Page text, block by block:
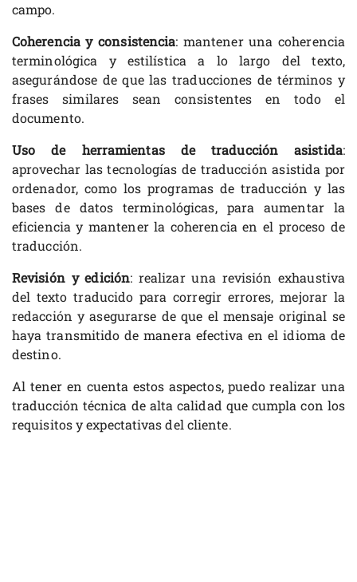
campo.
Coherencia y consistencia: mantener una coherencia
terminológica y estilística a lo largo del texto,
asegurándose de que las traducciones de términos y
frases similares sean consistentes en todo el
documento.
Uso de herramientas de traducción asistida:
aprovechar las tecnologías de traducción asistida por
ordenador, como los programas de traducción y las
bases de datos terminológicas, para aumentar la
eficiencia y mantener la coherencia en el proceso de
traducción.
Revisión y edición: realizar una revisión exhaustiva
del texto traducido para corregir errores, mejorar la
redacción y asegurarse de que el mensaje original se
haya transmitido de manera efectiva en el idioma de
destino.
Al tener en cuenta estos aspectos, puedo realizar una
traducción técnica de alta calidad que cumpla con los
requisitos y expectativas del cliente.